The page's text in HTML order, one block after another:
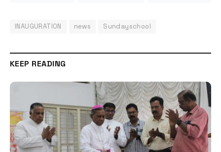
INAUGURATION news Sundayschool
KEEP READING